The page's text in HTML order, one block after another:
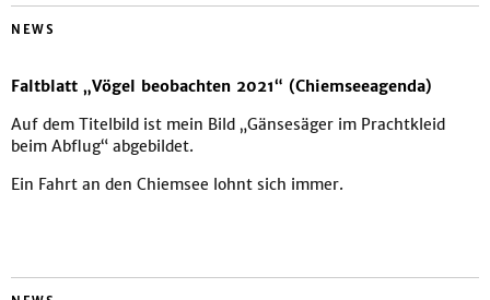
NEWS
Faltblatt „Vögel beobachten 2021“ (Chiemseeagenda)
Auf dem Titelbild ist mein Bild „Gänsesäger im Prachtkleid
beim Abflug“ abgebildet.
Ein Fahrt an den Chiemsee lohnt sich immer.